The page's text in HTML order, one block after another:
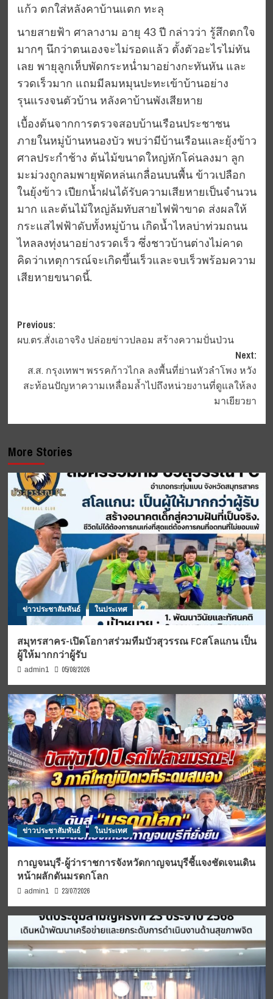
แก้ว ตกใส่หลังคาบ้านแตก ทะลุ
นายสายฟ้า ศาลางาม อายุ 43 ปี กล่าวว่า รู้สึกตกใจ
มากๆ นึกว่าตนเองจะไม่รอดแล้ว ตั้งตัวอะไรไม่ทัน
เลย พายุลูกเห็บพัดกระหน่ำมาอย่างกะทันหัน และ
รวดเร็วมาก แถมมีลมหมุนปะทะเข้าบ้านอย่าง
รุนแรงจนตัวบ้าน หลังคาบ้านพังเสียหาย
เบื้องต้นจากการตรวจสอบบ้านเรือนประชาชน
ภายในหมู่บ้านหนองบัว พบว่ามีบ้านเรือนและยุ้งข้าว
ศาลประกำช้าง ต้นไม้ขนาดใหญ่หักโค่นลงมา ลูก
มะม่วงถูกลมพายุพัดหล่นเกลื่อนบนพื้น ข้าวเปลือก
ในยุ้งข้าว เปียกน้ำฝนได้รับความเสียหายเป็นจำนวน
มาก และต้นไม้ใหญ่ล้มทับสายไฟฟ้าขาด ส่งผลให้
กระแสไฟฟ้าดับทั้งหมู่บ้าน เกิดน้ำไหลบ่าท่วมถนน
ไหลลงทุ่งนาอย่างรวดเร็ว ซึ่งชาวบ้านต่างไม่คาด
คิดว่าเหตุการณ์จะเกิดขึ้นเร็วและจบเร็วพร้อมความ
เสียหายขนาดนี้.
Post
navigation
Previous:
ผบ.ตร.สั่งเอาจริง ปล่อยข่าวปลอม สร้างความปั่นป่วน
Next:
ส.ส. กรุงเทพฯ พรรคก้าวไกล ลงพื้นที่ย่านหัวลำโพง หวัง
สะท้อนปัญหาความเหลื่อมล้ำไปถึงหน่วยงานที่ดูแลให้ลง
มาเยียวยา
More Stories
ข่าวประชาสัมพันธ์ ในประเทศ
สมุทรสาคร-เปิดโอกาสร่วมทีมบัวสุวรรณ FCสโลแกน เป็น
ผู้ให้มากกว่าผู้รับ
admin1 05/08/2026
ข่าวประชาสัมพันธ์ ในประเทศ
กาญจนบุรี-ผู้ว่าราชการจังหวัดกาญจนบุรีชี้แจงชัดเจนเดิน
หน้าผลักดันมรดกโลก
admin1 23/07/2026